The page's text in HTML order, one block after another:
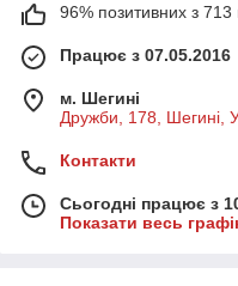
96% позитивних з 713
Працює з 07.05.2016
м. Шегині
Дружби, 178, Шегині,
Контакти
Сьогодні працює з
Показати весь